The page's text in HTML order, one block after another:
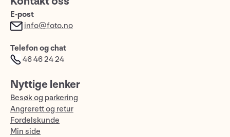
E-post
info@foto.no
Telefon og chat
46 46 24 24
Nyttige lenker
Besøk og parkering
Angrerett og retur
Fordelskunde
Min side